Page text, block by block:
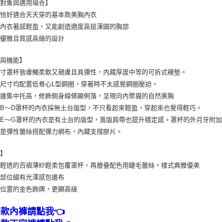
象與適用場合】
好適合天天穿的基本款美胸內衣
衣著感輕盈，又能創造適度高挺渾圓的胸部
雅且質感高級的設計
機能】
罩杯皆膚觸柔軟又親膚且具彈性，內藏厚度中等的可拆式襯墊。
寸均配置低脊心L型鋼圈，穿著時不太感覺鋼圈壓迫。
集中托高，修飾側身線條顯俐落，呈現向內聚攏的自然美胸
～D罩杯的內衣採無土台版型，不只看起來輕盈，穿起來也覺得輕巧。
～G罩杯的內衣是有土台的版型，寬版肩帶也提升穩定感。罩杯的外月牙附
彈性蕾絲搭配彈力網布，內藏支撐膠片。
透的百褶薄紗輕柔包覆罩杯，再層疊配色用睫毛蕾絲，樣式典雅優美
位綴有光澤感包邊布
置的金色飾牌，更顯高級
內褲請點我👈